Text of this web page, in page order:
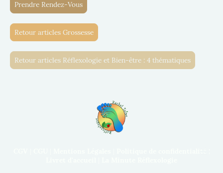
Prendre Rendez-Vous
Retour articles Grossesse
Retour articles Réflexologie et Bien-être : 4 thématiques